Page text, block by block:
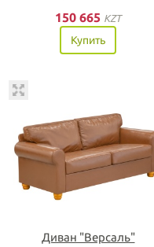
150 665 KZT
Купить
Диван "Версаль"